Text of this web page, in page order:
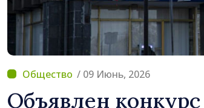
/ 09 Июнь, 2026
Объявлен